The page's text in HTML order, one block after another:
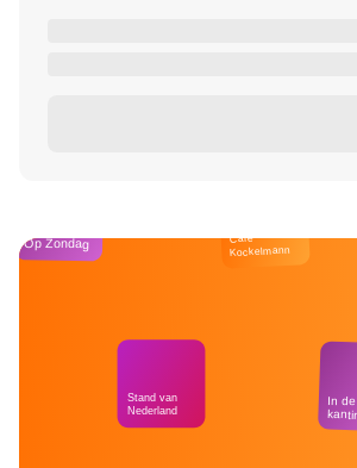
Op Zondag
Stand van
Nederland
Café
Kockelmann
In de